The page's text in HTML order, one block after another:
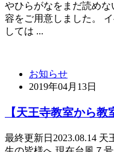
やひらがなをまだ読め
容をご用意しました。
しては ...
お知らせ
2019年04月13日
【天王寺教室から教
最終更新日2023.08.14